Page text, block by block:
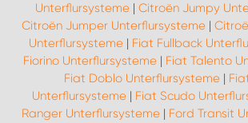
Unterflursysteme | Citroën Jumpy
Citroën Jumper Unterflursysteme |
Unterflursysteme| Fiat Fullback
Fiorino Unterflursysteme | Fiat Talento
Fiat Doblo Unterflursysteme|
Unterflursysteme| Fiat Scudo
Ranger Unterflursysteme| Ford Transit